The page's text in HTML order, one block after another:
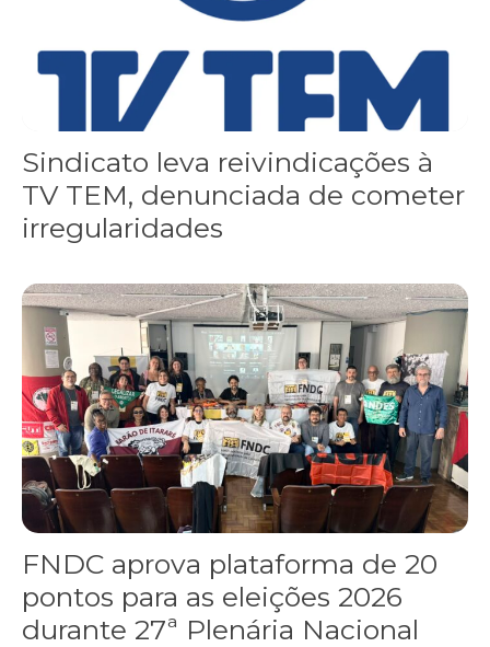
Sindicato leva reivindicações à
TV TEM, denunciada de cometer
irregularidades
FNDC aprova plataforma de 20 pontos para as eleições 2026
FNDC aprova plataforma de 20
pontos para as eleições 2026
durante 27ª Plenária Nacional